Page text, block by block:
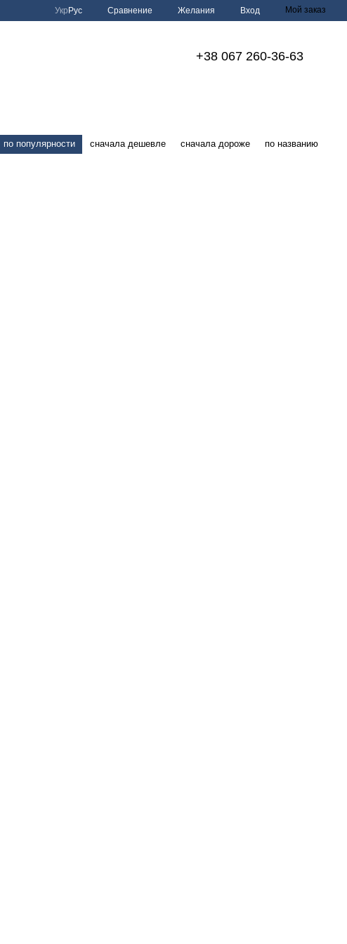
Укр Рус Сравнение Желания Вход Мой заказ
+38 067 260-36-63
по популярности сначала дешевле сначала дороже по названию